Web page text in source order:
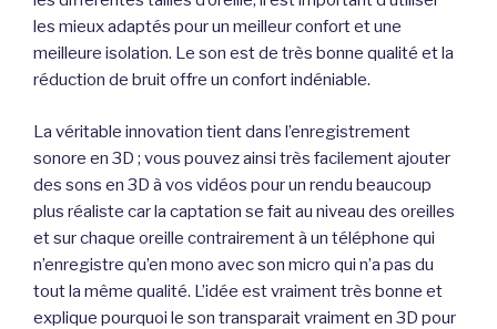
les mieux adaptés pour un meilleur confort et une
meilleure isolation. Le son est de très bonne qualité et la
réduction de bruit offre un confort indéniable.
La véritable innovation tient dans l’enregistrement
sonore en 3D ; vous pouvez ainsi très facilement ajouter
des sons en 3D à vos vidéos pour un rendu beaucoup
plus réaliste car la captation se fait au niveau des oreilles
et sur chaque oreille contrairement à un téléphone qui
n’enregistre qu’en mono avec son micro qui n’a pas du
tout la même qualité. L’idée est vraiment très bonne et
explique pourquoi le son transparait vraiment en 3D pour